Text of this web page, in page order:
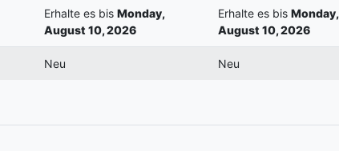
Erhalte es bis Monday,
August 10, 2026
Erhalte es bis Monday,
August 10, 2026
Neu Neu